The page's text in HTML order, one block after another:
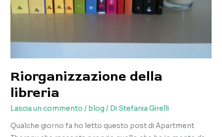
Riorganizzazione della
libreria
Lascia un commento / blog / Di Stefania Girelli
Qualche giorno fa ho letto questo post di Apartment